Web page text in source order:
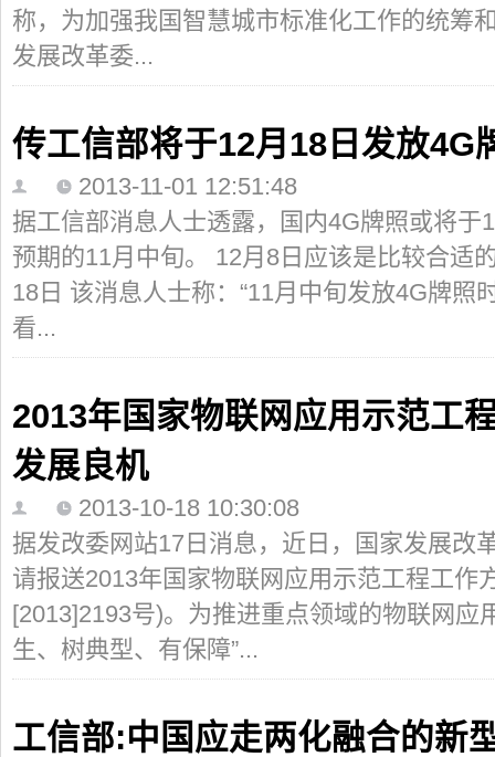
称，为加强我国智慧城市标准化工作的统筹
发展改革委...
传工信部将于12月18日发放4G
2013-11-01 12:51:48
据工信部消息人士透露，国内4G牌照或将于
预期的11月中旬。 12月8日应该是比较合适
18日 该消息人士称：“11月中旬发放4G牌照
看...
2013年国家物联网应用示范工
发展良机
2013-10-18 10:30:08
据发改委网站17日消息，近日，国家发展改
请报送2013年国家物联网应用示范工程工作
[2013]2193号)。为推进重点领域的物联网应
生、树典型、有保障”...
工信部:中国应走两化融合的新